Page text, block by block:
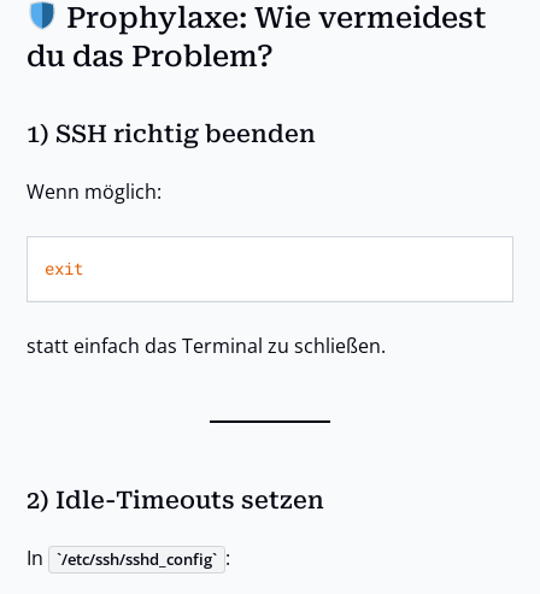
Prophylaxe: Wie vermeidest
du das Problem?
1) SSH richtig beenden
Wenn möglich:
exit
statt einfach das Terminal zu schließen.
2) Idle-Timeouts setzen
In /etc/ssh/sshd_config :